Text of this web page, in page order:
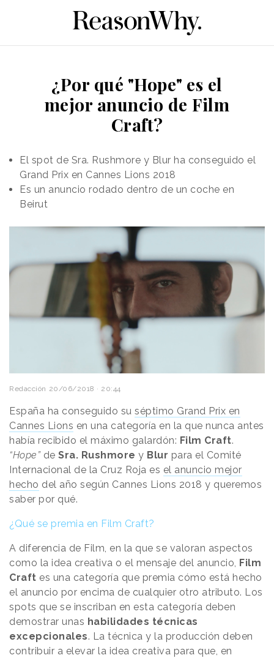
¿Por qué "Hope" es el
mejor anuncio de Film
Craft?
El spot de Sra. Rushmore y Blur ha conseguido el
Grand Prix en Cannes Lions 2018
Es un anuncio rodado dentro de un coche en
Beirut
Redacción 20/06/2018 · 20:44
España ha conseguido su séptimo Grand Prix en
Cannes Lions en una categoría en la que nunca antes
había recibido el máximo galardón: Film Craft.
“Hope”de Sra. Rushmore y Blur para el Comité
Internacional de la Cruz Roja es el anuncio mejor
hecho del año según Cannes Lions 2018 y queremos
saber por qué.
¿Qué se premia en Film Craft?
A diferencia de Film, en la que se valoran aspectos
como la idea creativa o el mensaje del anuncio, Film
Craft es una categoría que premia cómo está hecho
el anuncio por encima de cualquier otro atributo. Los
spots que se inscriban en esta categoría deben
demostrar unas habilidades técnicas
excepcionales. La técnica y la producción deben
contribuir a elevar la idea creativa para que, en